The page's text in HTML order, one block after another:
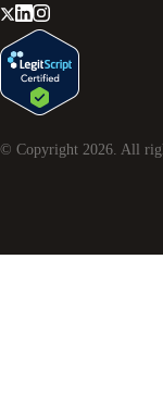
© Copyright 2026 . All